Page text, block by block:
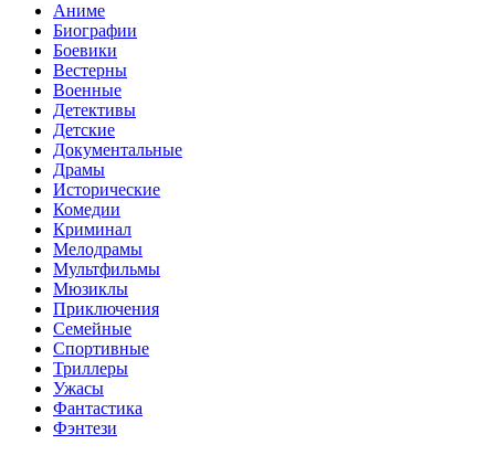
Аниме
Биографии
Боевики
Вестерны
Военные
Детективы
Детские
Документальные
Драмы
Исторические
Комедии
Криминал
Мелодрамы
Мультфильмы
Мюзиклы
Приключения
Семейные
Спортивные
Триллеры
Ужасы
Фантастика
Фэнтези